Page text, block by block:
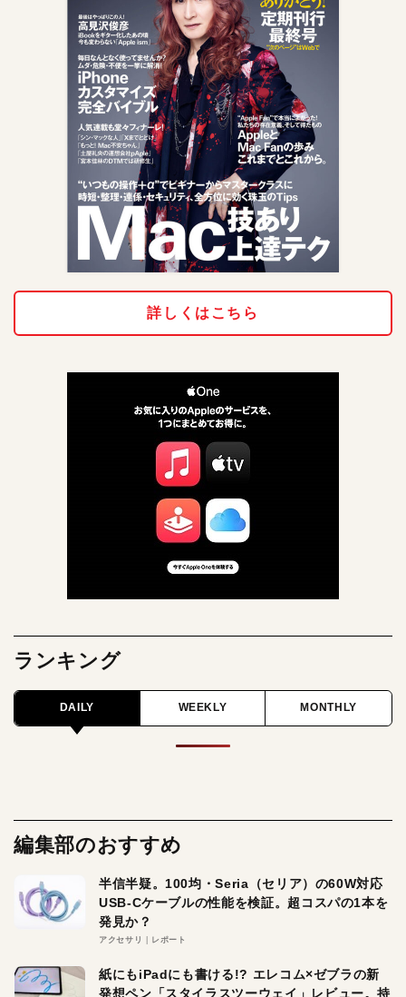
詳しくはこちら
ランキング
DAILY WEEKLY MONTHLY
編集部のおすすめ
半信半疑。100均・Seria（セリア）の60W対応
USB-Cケーブルの性能を検証。超コスパの1本を
発見か？
アクセサリ レポート
紙にもiPadにも書ける!? エレコム×ゼブラの新
発想ペン「スタイラスツーウェイ」レビュー。持